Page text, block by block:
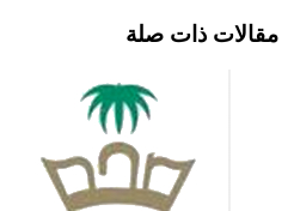
مقالات ذات صلة